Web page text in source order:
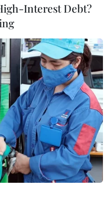
tuân thủ yêu cầu áp dụng
bị cưỡng chế thi hành theo
Hình ảnh bến Nhà Rồng.
An/Vietnam+)
Interest Debt?